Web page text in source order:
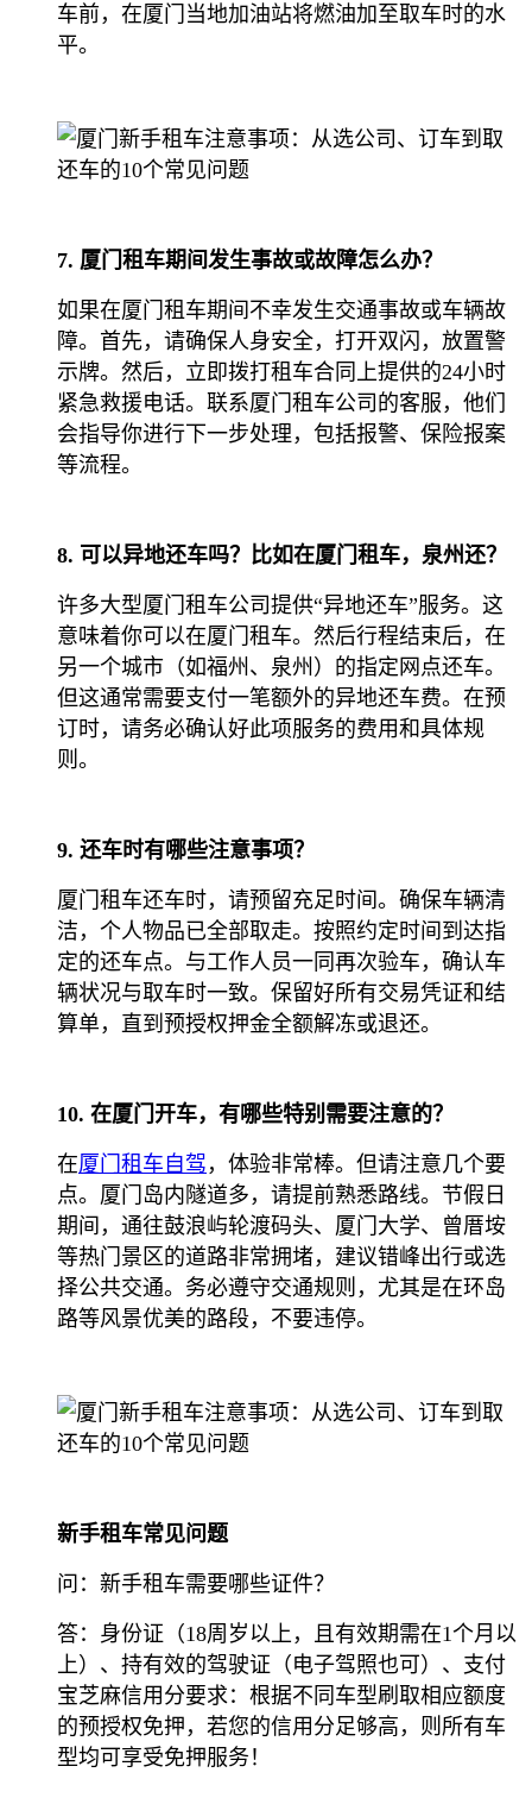
车前，在厦门当地加油站将燃油加至取车时的水
平。
7. 厦门租车期间发生事故或故障怎么办？
如果在厦门租车期间不幸发生交通事故或车辆故
障。首先，请确保人身安全，打开双闪，放置警
示牌。然后，立即拨打租车合同上提供的24小时
紧急救援电话。联系厦门租车公司的客服，他们
会指导你进行下一步处理，包括报警、保险报案
等流程。
8. 可以异地还车吗？比如在厦门租车，泉州还？
许多大型厦门租车公司提供“异地还车”服务。这
意味着你可以在厦门租车。然后行程结束后，在
另一个城市（如福州、泉州）的指定网点还车。
但这通常需要支付一笔额外的异地还车费。在预
订时，请务必确认好此项服务的费用和具体规
则。
9. 还车时有哪些注意事项？
厦门租车还车时，请预留充足时间。确保车辆清
洁，个人物品已全部取走。按照约定时间到达指
定的还车点。与工作人员一同再次验车，确认车
辆状况与取车时一致。保留好所有交易凭证和结
算单，直到预授权押金全额解冻或退还。
10. 在厦门开车，有哪些特别需要注意的？
在厦门租车自驾 ，体验非常棒。但请注意几个要
点。厦门岛内隧道多，请提前熟悉路线。节假日
期间，通往鼓浪屿轮渡码头、厦门大学、曾厝垵
等热门景区的道路非常拥堵，建议错峰出行或选
择公共交通。务必遵守交通规则，尤其是在环岛
路等风景优美的路段，不要违停。
新手租车常见问题
问：新手租车需要哪些证件？
答：身份证（18周岁以上，且有效期需在1个月以
上）、持有效的驾驶证（电子驾照也可）、支付
宝芝麻信用分要求：根据不同车型刷取相应额度
的预授权免押，若您的信用分足够高，则所有车
型均可享受免押服务！